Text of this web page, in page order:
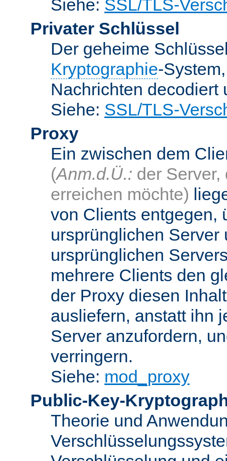
Siehe: SSL/TLS-
Privater Schlüssel
Der geheime
Kryptographie-
Nachrichten decodiert
Siehe: SSL/TLS-
Proxy
Ein zwischen dem
(Anm.d.Ü.: der
erreichen möchte)
von Clients entgegen,
ursprünglichen Server
ursprünglichen
mehrere Clients den
der Proxy diesen
ausliefern, anstatt ihn
Server anzufordern,
verringern.
Siehe: mod_proxy
Public-Key-
Theorie und